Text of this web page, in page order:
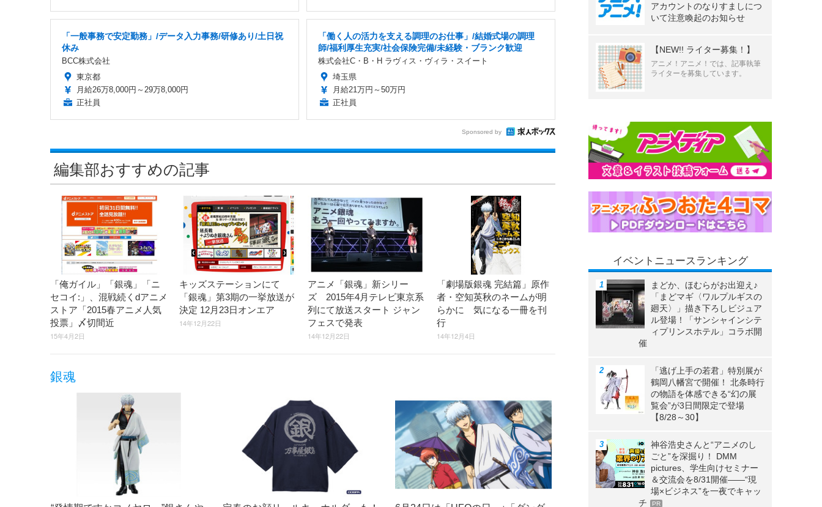
「一般事務で安定勤務」/データ入力事務/研修あり/土日祝
休み
BCC株式会社
東京都
月給26万8,000円～29万8,000円
正社員
「働く人の活力を支える調理のお仕事」/結婚式場の調理
師/福利厚生充実/社会保険完備/未経験・ブランク歓迎
株式会社C・B・H ラヴィス・ヴィラ・スイート
埼玉県
月給21万円～50万円
正社員
Sponsored by
編集部おすすめの記事
「俺ガイル」「銀魂」「ニ
セコイ:」、混戦続くdアニメ
ストア「2015春アニメ人気
投票」〆切間近
15年4月2日
キッズステーションにて
「銀魂」第3期の一挙放送が
決定 12月23日オンエア
14年12月22日
アニメ「銀魂」新シリー
ズ 2015年4月テレビ東京系
列にて放送スタート ジャン
フェスで発表
14年12月22日
「劇場版銀魂 完結篇」原作
者・空知英秋のネームが明
らかに 気になる一冊を刊
行
14年12月4日
銀魂
アカウントのなりすましにつ
いて注意喚起のお知らせ
【NEW!! ライター募集！】
アニメ！アニメ！では、記事執筆
ライターを募集しています。
イベントニュースランキング
まどか、ほむらがお出迎え♪
「まどマギ〈ワルプルギスの
廻天〉」描き下ろしビジュア
ル登場！「サンシャインシテ
ィプリンスホテル」コラボ開
催
「逃げ上手の若君」特別展が
鶴岡八幡宮で開催！ 北条時行
の物語を体感できる“幻の展
覧会”が3日間限定で登場
【8/28～30】
神谷浩史さんと“アニメのし
ごと”を深掘り！ DMM
pictures、学生向けセミナー
＆交流会を8/31開催――“現
場×ビジネス”を一夜でキャッ
チ
PR